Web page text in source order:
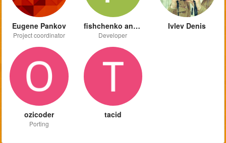
Eugene Pankov
Project coordinator
fishchenko andrey
Developer
Ivlev Denis
ozicoder
Porting
tacid